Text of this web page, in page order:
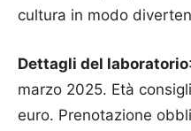
cultura in modo
Dettagli del laboratorio
marzo 2025. Età
euro. Prenotazione